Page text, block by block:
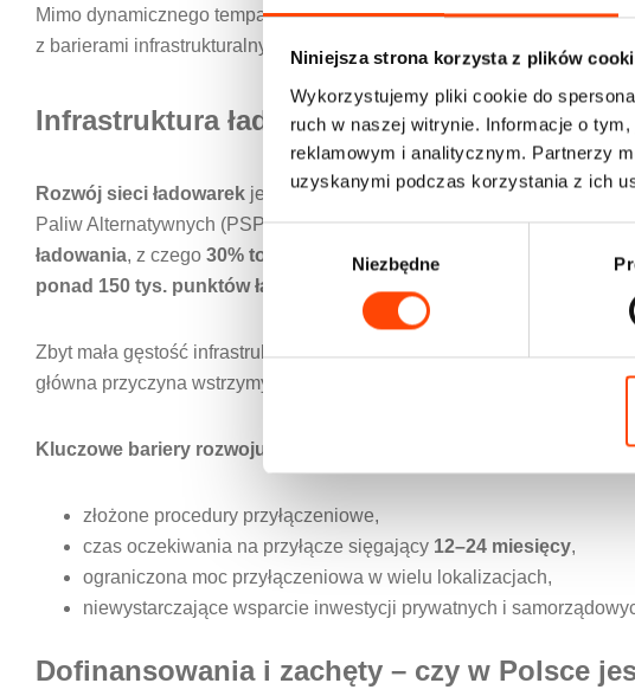
Niniejsza strona korzysta z plików
Wykorzystujemy pliki cookie do
ruch w naszej witrynie. Informacje o
reklamowym i analitycznym. Partnerzy
uzyskanymi podczas korzystania z ich
y
b
r
z
Niezbędne
Mimo dynamicznego tempa wzrostu w ostatnich latach (w 2019 roku w
z barierami infrastrukturalnymi, finansowymi i mentalnymi, które
Infrastruktura ładowania – największe
Rozwój sieci ładowarek jest kluczowy dla przyspieszenia
Paliw Alternatywnych (PSPA), na koniec czerwca 2024 roku w Polsce
ładowania, z czego 30% to szybkie ładowarki DC
, a reszta to
ponad 150 tys. punktów ładowania
Zbyt mała gęstość infrastruktury powoduje tzw.lęk przed zasięgiem
główna przyczyna wstrzymywania decyzji zakupowych.
Kluczowe bariery rozwoju infrastruktury w Polsce:
złożone procedury przyłączeniowe,
czas oczekiwania na przyłącze sięgający 12–24 miesięcy,
ograniczona moc przyłączeniowa w wielu lokalizacjach,
niewystarczające wsparcie inwestycji prywatnych i
Dofinansowania i zachęty – czy w Polsce